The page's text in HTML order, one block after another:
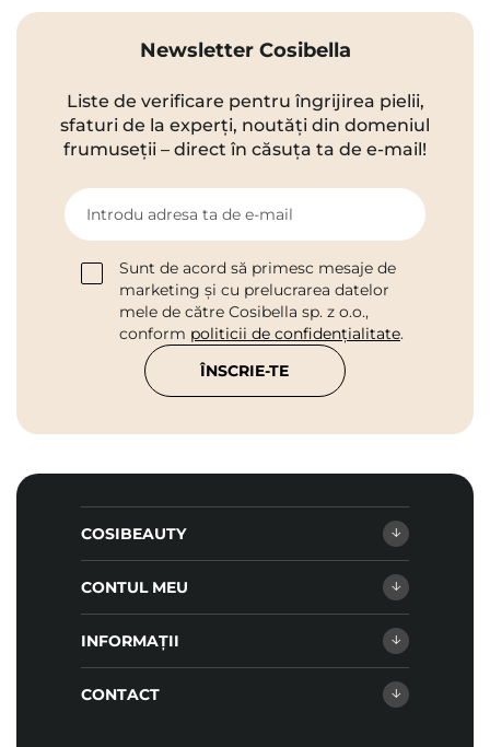
Newsletter Cosibella
Liste de verificare pentru îngrijirea pielii,
sfaturi de la experți, noutăți din domeniul
frumuseții – direct în căsuța ta de e-mail!
Introdu adresa ta de e-mail
Sunt de acord să primesc mesaje de
marketing și cu prelucrarea datelor
mele de către Cosibella sp. z o.o.,
conform politicii de confidențialitate.
ÎNSCRIE-TE
COSIBEAUTY
CONTUL MEU
INFORMAȚII
CONTACT